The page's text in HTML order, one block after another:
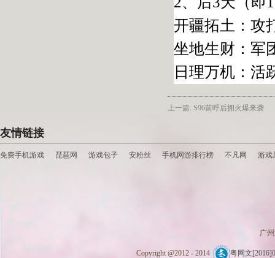
开疆拓土：攻
坐地生财：军
日理万机：活
上一篇: S96前呼后拥火爆来袭
友情链接
免费手机游戏 琵琶网 游戏包子 安粉丝 手机网游排行榜 不凡网 游戏
广
Copyright @2012 - 2014 粤网文